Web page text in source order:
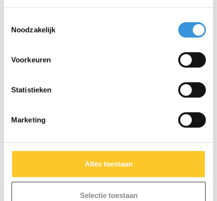
Noodzakelijk
Voorkeuren
Statistieken
Marketing
Alles toestaan
Selectie toestaan
Iets extra's erbij?
Micro bel Neochrome
blauw
Micro draagriem
reflecterend rood